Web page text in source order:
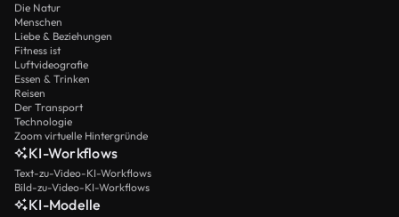
Die Natur
Menschen
Liebe & Beziehungen
Fitness ist
Luftvideografie
Essen & Trinken
Reisen
Der Transport
Technologie
Zoom virtuelle Hintergründe
KI-Workflows
Text-zu-Video-KI-Workflows
Bild-zu-Video-KI-Workflows
KI-Modelle